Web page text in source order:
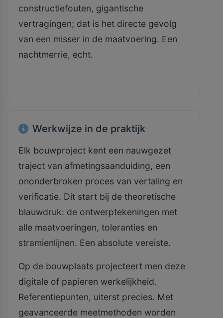
constructiefouten, gigantische
vertragingen; dat is het directe gevolg
van een misser in de maatvoering. Een
nachtmerrie, echt.
Werkwijze in de praktijk
Elk bouwproject kent een nauwgezet
traject van afmetingsaanduiding, een
ononderbroken proces van vertaling en
verificatie. Dit start bij de theoretische
blauwdruk: de ontwerptekeningen met
alle maatvoeringen, toleranties en
stramienlijnen. Een absolute vereiste.
Op de bouwplaats projecteert men deze
digitale of papieren werkelijkheid.
Referentiepunten, uiterst precies. Met
geavanceerde meetmethoden worden